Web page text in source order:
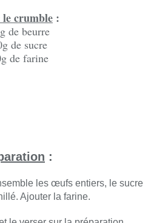
crumble :
de beurre
de sucre
de farine
:
les œufs entiers, le sucre
Ajouter la farine.